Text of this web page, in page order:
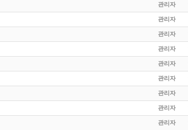
관리자
관리자
관리자
관리자
관리자
관리자
관리자
관리자
관리자